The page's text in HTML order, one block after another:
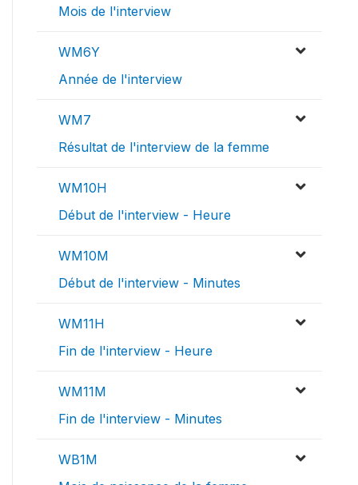
Mois de l'interview
WM6Y
Année de l'interview
WM7
Résultat de l'interview de la femme
WM10H
Début de l'interview - Heure
WM10M
Début de l'interview - Minutes
WM11H
Fin de l'interview - Heure
WM11M
Fin de l'interview - Minutes
WB1M